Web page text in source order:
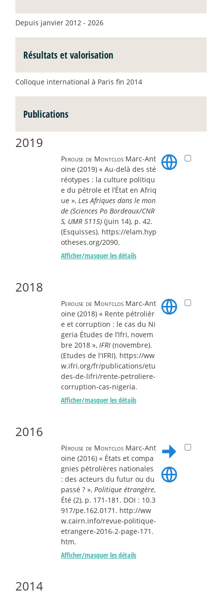
Depuis janvier 2012 - 2026
Résultats et valorisation
Colloque international à Paris fin 2014
Publications
2019
Perouse de Montclos Marc-Ant
oine (2019) « Au-delà des sté
réotypes : la culture politiqu
e du pétrole et l’État en Afriq
ue », Les Afriques dans le mon
de (Sciences Po Bordeaux/CNR
S, UMR 5115) (juin 14), p. 42.
(Esquisses). https://elam.hyp
otheses.org/2090.
Afficher/masquer les détails
2018
Perouse de Montclos Marc-Ant
oine (2018) « Rente pétrolièr
e et corruption : le cas du Ni
geria Études de l’Ifri, novem
bre 2018 », IFRI (novembre).
(Etudes de l'IFRI). https://ww
w.ifri.org/fr/publications/etu
des-de-lifri/rente-petroliere-
corruption-cas-nigeria.
Afficher/masquer les détails
2016
Pérouse de Montclos Marc-Ant
oine (2016) « États et compa
gnies pétrolières nationales
: des acteurs du futur ou du
passé ? », Politique étrangère,
Été (2), p. 171-181. DOI : 10.3
917/pe.162.0171. http://ww
w.cairn.info/revue-politique-
etrangere-2016-2-page-171.
htm.
Afficher/masquer les détails
2014